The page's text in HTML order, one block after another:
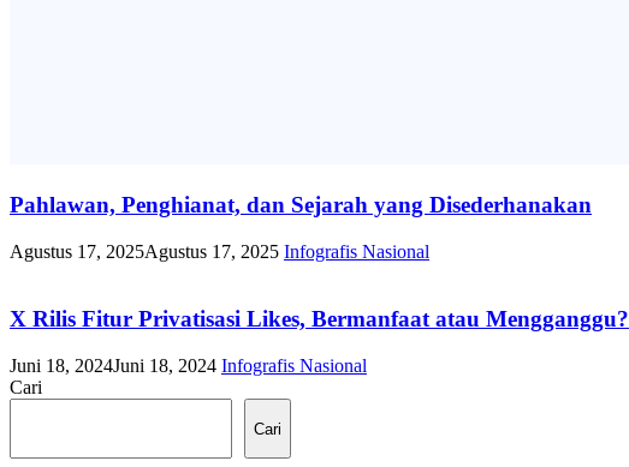
Pahlawan, Penghianat, dan Sejarah yang Disederhanakan
Agustus 17, 2025Agustus 17, 2025 Infografis Nasional
X Rilis Fitur Privatisasi Likes, Bermanfaat atau Mengganggu?
Juni 18, 2024Juni 18, 2024 Infografis Nasional
Cari
Cari